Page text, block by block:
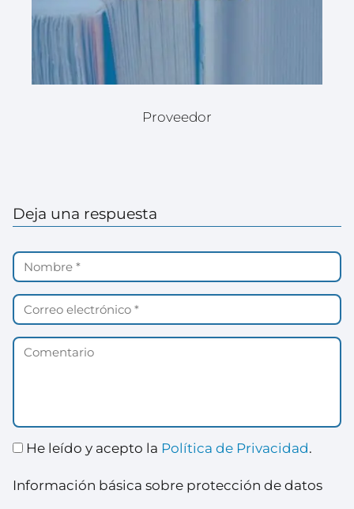
Proveedor
Deja una respuesta
He leído y acepto la Política de Privacidad.
Información básica sobre protección de datos